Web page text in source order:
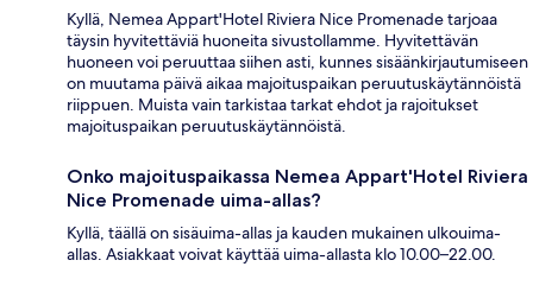
Kyllä, Nemea Appart'Hotel Riviera Nice Promenade tarjoaa
täysin hyvitettäviä huoneita sivustollamme. Hyvitettävän
huoneen voi peruuttaa siihen asti, kunnes sisäänkirjautumiseen
on muutama päivä aikaa majoituspaikan peruutuskäytännöistä
riippuen. Muista vain tarkistaa tarkat ehdot ja rajoitukset
majoituspaikan peruutuskäytännöistä.
Onko majoituspaikassa Nemea Appart'Hotel Riviera
Nice Promenade uima-allas?
Kyllä, täällä on sisäuima-allas ja kauden mukainen ulkouima-
allas. Asiakkaat voivat käyttää uima-allasta klo 10.00–22.00.